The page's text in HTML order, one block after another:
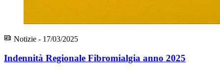
Notizie - 17/03/2025
Indennità Regionale Fibromialgia anno 2025